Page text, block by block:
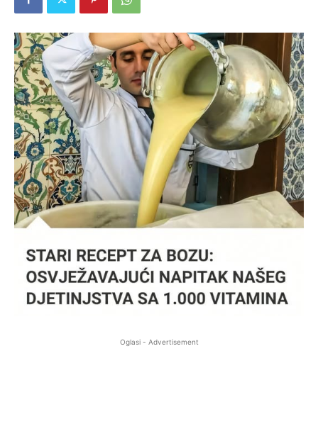
Oglasi - Advertisement